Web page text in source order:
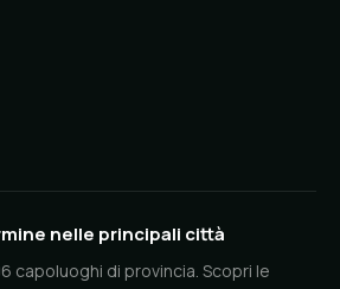
nelle principali città
capoluoghi di provincia. Scopri le